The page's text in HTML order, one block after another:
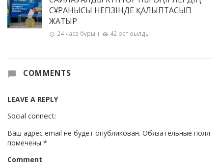
СҰРАНЫСЫ НЕГІЗІНДЕ ҚАЛЫПТАСЫП
ЖАТЫР
24 часа бұрын 42 рет оқылды
COMMENTS
LEAVE A REPLY
Social connect:
Ваш адрес email не будет опубликован. Обязательные поля
помечены *
Comment